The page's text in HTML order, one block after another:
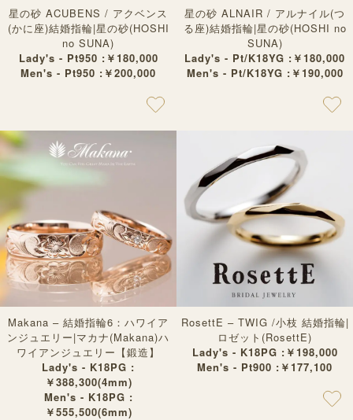
星の砂 ACUBENS / アクベンス
(かに座)結婚指輪|星の砂(HOSHI
no SUNA)
Lady's - Pt950 :￥180,000
Men's - Pt950 :￥200,000
星の砂 ALNAIR / アルナイル(つ
る座)結婚指輪|星の砂(HOSHI no
SUNA)
Lady's - Pt/K18YG :￥180,000
Men's - Pt/K18YG :￥190,000
Makana – 結婚指輪6：ハワイア
ンジュエリー|マカナ(Makana)ハ
ワイアンジュエリー【鍛造】
Lady's - K18PG :
￥388,300(4mm)
Men's - K18PG :
￥555,500(6mm)
RosettE – TWIG /小枝 結婚指輪|
ロゼット(RosettE)
Lady's - K18PG :￥198,000
Men's - Pt900 :￥177,100